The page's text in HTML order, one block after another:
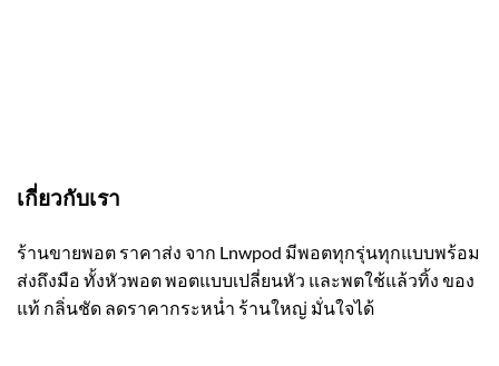
เกี่ยวกับเรา
ร้านขายพอต ราคาส่ง จาก Lnwpod มีพอตทุกรุ่นทุกแบบพร้อม
ส่งถึงมือ ทั้งหัวพอต พอตแบบเปลี่ยนหัว และพตใช้แล้วทิ้ง ของ
แท้ กลิ่นชัด ลดราคากระหน่ำ ร้านใหญ่ มั่นใจได้